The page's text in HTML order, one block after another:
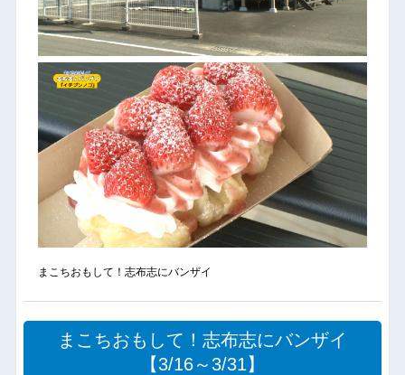
まこちおもして！志布志にバンザイ
まこちおもして！志布志にバンザイ
【3/16～3/31】